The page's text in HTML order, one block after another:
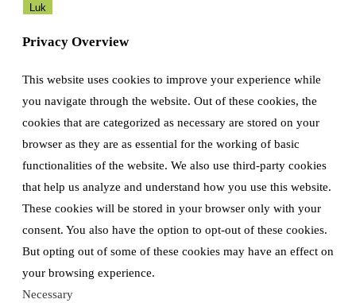
Luk
Privacy Overview
This website uses cookies to improve your experience while
you navigate through the website. Out of these cookies, the
cookies that are categorized as necessary are stored on your
browser as they are as essential for the working of basic
functionalities of the website. We also use third-party cookies
that help us analyze and understand how you use this website.
These cookies will be stored in your browser only with your
consent. You also have the option to opt-out of these cookies.
But opting out of some of these cookies may have an effect on
your browsing experience.
Necessary